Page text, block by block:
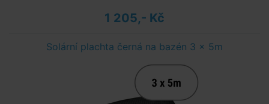
1 205,- Kč
Solární plachta černá na bazén 3 x 5m